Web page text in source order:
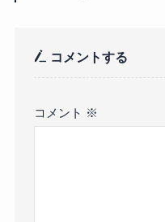
コメントする
コメント ※